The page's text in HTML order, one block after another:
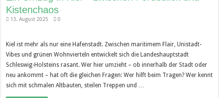
Kistenchaos
13. August 2025 0
Kiel ist mehr als nur eine Hafenstadt. Zwischen maritimem Flair, Unistadt-
Vibes und grünen Wohnvierteln entwickelt sich die Landeshauptstadt
Schleswig-Holsteins rasant. Wer hier umzieht – ob innerhalb der Stadt oder
neu ankommt – hat oft die gleichen Fragen: Wer hilft beim Tragen? Wer kennt
sich mit schmalen Altbauten, steilen Treppen und …